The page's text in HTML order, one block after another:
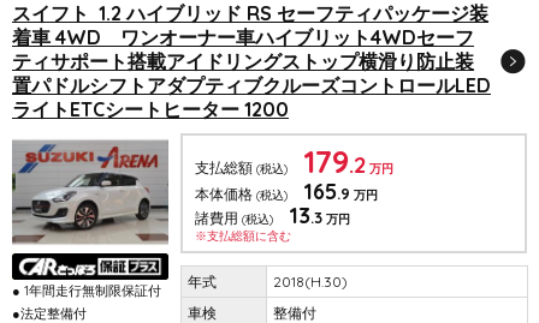
スイフト 1.2 ハイブリッド RS セーフティパッケージ装
着車 4WD ワンオーナー車ハイブリット4WDセーフ
ティサポート搭載アイドリングストップ横滑り防止装
置パドルシフトアダプティブクルーズコントロールLED
ライトETCシートヒーター 1200
● 1年間走行無制限保証付
●法定整備付
支払総額 (税込) 179.2 万円
本体価格 (税込) 165.9 万円
諸費用 (税込) 13.3 万円
※支払総額に含む
2018(H.30)
整備付